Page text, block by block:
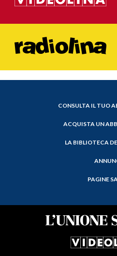
CONSULTA IL TUO
ACQUISTA UN
LA BIBLIOTECA
PAGINE